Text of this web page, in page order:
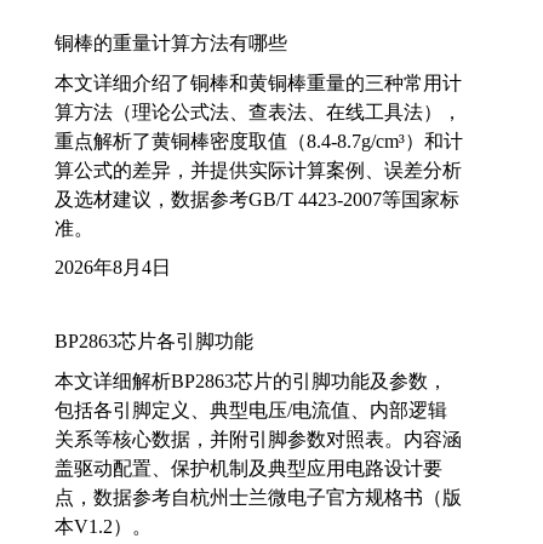
铜棒的重量计算方法有哪些
本文详细介绍了铜棒和黄铜棒重量的三种常用计
算方法（理论公式法、查表法、在线工具法），
重点解析了黄铜棒密度取值（8.4-8.7g/cm³）和计
算公式的差异，并提供实际计算案例、误差分析
及选材建议，数据参考GB/T 4423-2007等国家标
准。
2026年8月4日
BP2863芯片各引脚功能
本文详细解析BP2863芯片的引脚功能及参数，
包括各引脚定义、典型电压/电流值、内部逻辑
关系等核心数据，并附引脚参数对照表。内容涵
盖驱动配置、保护机制及典型应用电路设计要
点，数据参考自杭州士兰微电子官方规格书（版
本V1.2）。